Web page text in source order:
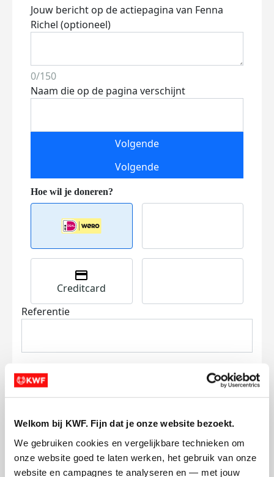
Welkom bij KWF. Fijn dat je onze website bezoekt.
We gebruiken cookies en vergelijkbare technieken om
onze website goed te laten werken, het gebruik van onze
website en campagnes te analyseren en — met jouw
Jouw bericht op de actiepagina van Fenna
Richel (optioneel)
0/150
Naam die op de pagina verschijnt
Volgende
Volgende
Creditcard
Referentie
Ik wil bijdragen aan de transactiekosten
en betaal €0.75 extra.
Doneer nu